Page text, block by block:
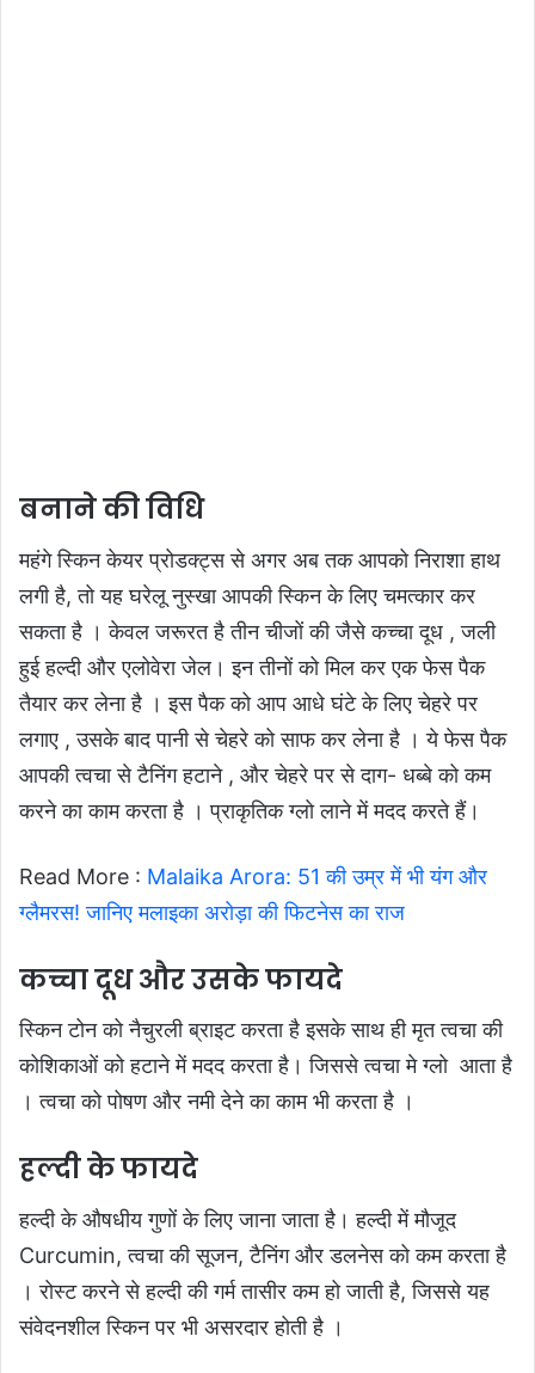
बनाने की विधि
महंगे स्किन केयर प्रोडक्ट्स से अगर अब तक आपको निराशा हाथ
लगी है, तो यह घरेलू नुस्खा आपकी स्किन के लिए चमत्कार कर
सकता है । केवल जरूरत है तीन चीजों की जैसे कच्चा दूध , जली
हुई हल्दी और एलोवेरा जेल। इन तीनों को मिल कर एक फेस पैक
तैयार कर लेना है । इस पैक को आप आधे घंटे के लिए चेहरे पर
लगाए , उसके बाद पानी से चेहरे को साफ कर लेना है । ये फेस पैक
आपकी त्वचा से टैनिंग हटाने , और चेहरे पर से दाग- धब्बे को कम
करने का काम करता है । प्राकृतिक ग्लो लाने में मदद करते हैं।
Read More : Malaika Arora: 51 की उम्र में भी यंग और
ग्लैमरस! जान‍िए मलाइका अरोड़ा की फिटनेस का राज
कच्चा दूध और उसके फायदे
स्किन टोन को नैचुरली ब्राइट करता है इसके साथ हीमृत त्वचा की
कोशिकाओं को हटाने में मदद करता है। जिससे त्वचा मे ग्लो आता है
। त्वचा को पोषण और नमी देने का काम भी करता है ।
हल्दी के फायदे
हल्दी के औषधीय गुणों के लिए जाना जाता है।हल्दी में मौजूद
Curcumin, त्वचा की सूजन, टैनिंग और डलनेस को कम करता है
। रोस्ट करने से हल्दी की गर्म तासीर कम हो जाती है, जिससे यह
संवेदनशील स्किन पर भी असरदार होती है ।